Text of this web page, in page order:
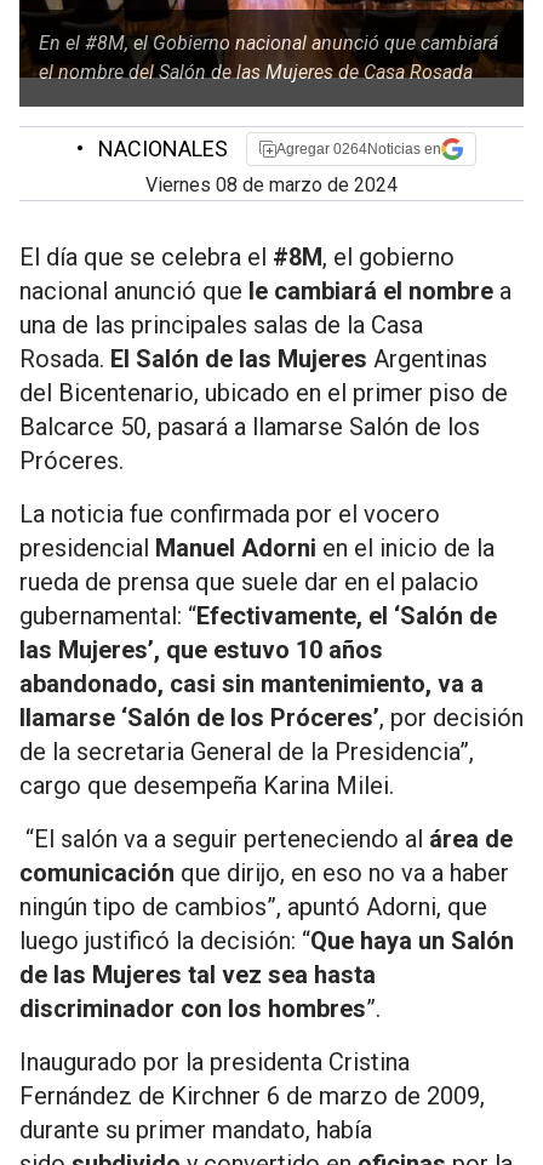
En el #8M, el Gobierno nacional anunció que cambiará
el nombre del Salón de las Mujeres de Casa Rosada
• NACIONALES Agregar 0264Noticias en
viernes 08 de marzo de 2024
El día que se celebra el #8M, el gobierno
nacional anunció que le cambiará el nombre a
una de las principales salas de la Casa
Rosada. El Salón de las Mujeres Argentinas
del Bicentenario, ubicado en el primer piso de
Balcarce 50, pasará a llamarse Salón de los
Próceres.
La noticia fue confirmada por el vocero
presidencial Manuel Adorni en el inicio de la
rueda de prensa que suele dar en el palacio
gubernamental: “Efectivamente, el ‘Salón de
las Mujeres’, que estuvo 10 años
abandonado, casi sin mantenimiento, va a
llamarse ‘Salón de los Próceres’, por decisión
de la secretaria General de la Presidencia”,
cargo que desempeña Karina Milei.
“El salón va a seguir perteneciendo al área de
comunicación que dirijo, en eso no va a haber
ningún tipo de cambios”, apuntó Adorni, que
luego justificó la decisión: “Que haya un Salón
de las Mujeres tal vez sea hasta
discriminador con los hombres”.
Inaugurado por la presidenta Cristina
Fernández de Kirchner 6 de marzo de 2009,
durante su primer mandato, había